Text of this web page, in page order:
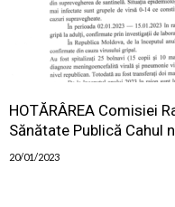
HOTĂRÂREA Comisiei
Sănătate Publică Cahul
20/01/2023